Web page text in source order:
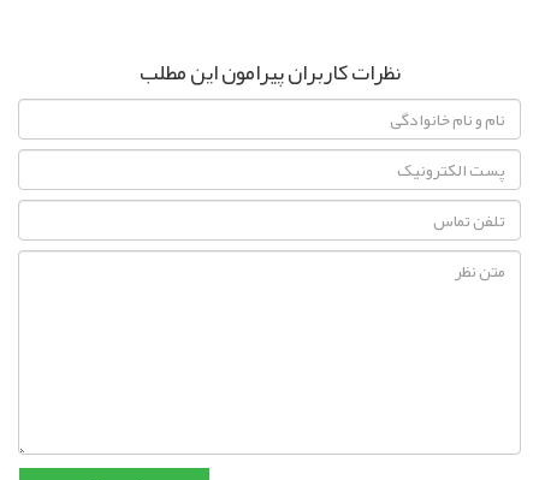
نظرات کاربران پیرامون این مطلب